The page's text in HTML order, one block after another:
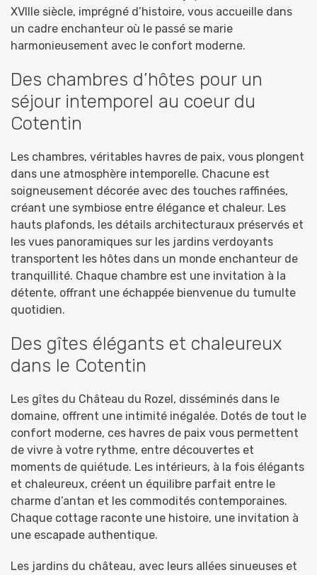
XVIIIe siècle, imprégné d’histoire, vous accueille dans
un cadre enchanteur où le passé se marie
harmonieusement avec le confort moderne.
Des chambres d’hôtes pour un
séjour intemporel au coeur du
Cotentin
Les chambres, véritables havres de paix, vous plongent
dans une atmosphère intemporelle. Chacune est
soigneusement décorée avec des touches raffinées,
créant une symbiose entre élégance et chaleur. Les
hauts plafonds, les détails architecturaux préservés et
les vues panoramiques sur les jardins verdoyants
transportent les hôtes dans un monde enchanteur de
tranquillité. Chaque chambre est une invitation à la
détente, offrant une échappée bienvenue du tumulte
quotidien.
Des gîtes élégants et chaleureux
dans le Cotentin
Les gîtes du Château du Rozel, disséminés dans le
domaine, offrent une intimité inégalée. Dotés de tout le
confort moderne, ces havres de paix vous permettent
de vivre à votre rythme, entre découvertes et
moments de quiétude. Les intérieurs, à la fois élégants
et chaleureux, créent un équilibre parfait entre le
charme d’antan et les commodités contemporaines.
Chaque cottage raconte une histoire, une invitation à
une escapade authentique.
Les jardins du château, avec leurs allées sinueuses et